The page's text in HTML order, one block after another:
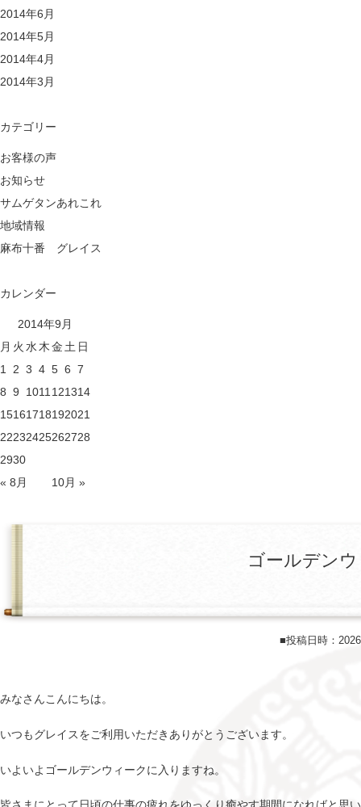
2014年6月
2014年5月
2014年4月
2014年3月
カテゴリー
お客様の声
お知らせ
サムゲタンあれこれ
地域情報
麻布十番 グレイス
カレンダー
2014年9月
月 火 水 木金 土 日
« 8月 10月 »
1 2 3 4 5 6 7
8 9 1011 121314
15161718192021
22232425262728
2930
ゴールデン
■投稿日時：
みなさんこんにちは。
いつもグレイスをご利用いただきありがとうございます。
いよいよゴールデンウィークに入りますね。